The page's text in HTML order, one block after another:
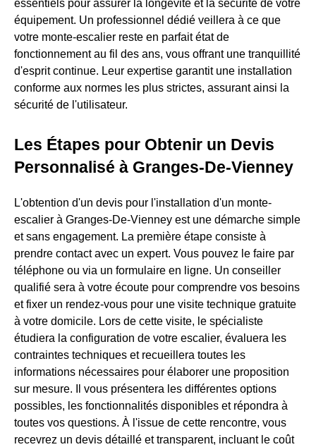
essentiels pour assurer la longévité et la sécurité de votre
équipement. Un professionnel dédié veillera à ce que
votre monte-escalier reste en parfait état de
fonctionnement au fil des ans, vous offrant une tranquillité
d'esprit continue. Leur expertise garantit une installation
conforme aux normes les plus strictes, assurant ainsi la
sécurité de l'utilisateur.
Les Étapes pour Obtenir un Devis
Personnalisé à Granges-De-Vienney
L'obtention d'un devis pour l'installation d'un monte-
escalier à Granges-De-Vienney est une démarche simple
et sans engagement. La première étape consiste à
prendre contact avec un expert. Vous pouvez le faire par
téléphone ou via un formulaire en ligne. Un conseiller
qualifié sera à votre écoute pour comprendre vos besoins
et fixer un rendez-vous pour une visite technique gratuite
à votre domicile. Lors de cette visite, le spécialiste
étudiera la configuration de votre escalier, évaluera les
contraintes techniques et recueillera toutes les
informations nécessaires pour élaborer une proposition
sur mesure. Il vous présentera les différentes options
possibles, les fonctionnalités disponibles et répondra à
toutes vos questions. À l'issue de cette rencontre, vous
recevrez un devis détaillé et transparent, incluant le coût